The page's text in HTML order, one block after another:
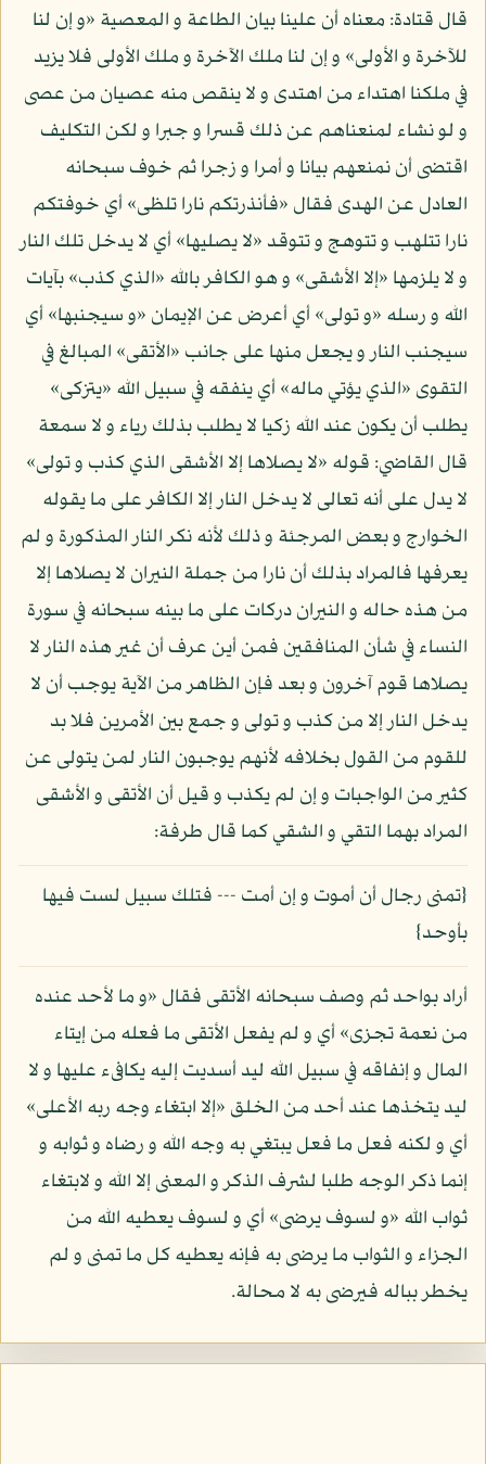
قال قتادة: معناه أن علينا بيان الطاعة و المعصية «و إن لنا
للآخرة و الأولى» و إن لنا ملك الآخرة و ملك الأولى فلا يزيد
في ملكنا اهتداء من اهتدى و لا ينقص منه عصيان من عصى
و لو نشاء لمنعناهم عن ذلك قسرا و جبرا و لكن التكليف
اقتضى أن نمنعهم بيانا و أمرا و زجرا ثم خوف سبحانه
العادل عن الهدى فقال «فأنذرتكم نارا تلظى» أي خوفتكم
نارا تتلهب و تتوهج و تتوقد «لا يصليها» أي لا يدخل تلك النار
و لا يلزمها «إلا الأشقى» و هو الكافر بالله «الذي كذب» بآيات
الله و رسله «و تولى» أي أعرض عن الإيمان «و سيجنبها» أي
سيجنب النار و يجعل منها على جانب «الأتقى» المبالغ في
التقوى «الذي يؤتي ماله» أي ينفقه في سبيل الله «يتزكى»
يطلب أن يكون عند الله زكيا لا يطلب بذلك رياء و لا سمعة
قال القاضي: قوله «لا يصلاها إلا الأشقى الذي كذب و تولى»
لا يدل على أنه تعالى لا يدخل النار إلا الكافر على ما يقوله
الخوارج و بعض المرجئة و ذلك لأنه نكر النار المذكورة و لم
يعرفها فالمراد بذلك أن نارا من جملة النيران لا يصلاها إلا
من هذه حاله و النيران دركات على ما بينه سبحانه في سورة
النساء في شأن المنافقين فمن أين عرف أن غير هذه النار لا
يصلاها قوم آخرون و بعد فإن الظاهر من الآية يوجب أن لا
يدخل النار إلا من كذب و تولى و جمع بين الأمرين فلا بد
للقوم من القول بخلافه لأنهم يوجبون النار لمن يتولى عن
كثير من الواجبات و إن لم يكذب و قيل أن الأتقى و الأشقى
المراد بهما التقي و الشقي كما قال طرفة:
{تمنى رجال أن أموت و إن أمت --- فتلك سبيل لست فيها
بأوحد}
أراد بواحد ثم وصف سبحانه الأتقى فقال «و ما لأحد عنده
من نعمة تجزى» أي و لم يفعل الأتقى ما فعله من إيتاء
المال و إنفاقه في سبيل الله ليد أسديت إليه يكافىء عليها و لا
ليد يتخذها عند أحد من الخلق «إلا ابتغاء وجه ربه الأعلى»
أي و لكنه فعل ما فعل يبتغي به وجه الله و رضاه و ثوابه و
إنما ذكر الوجه طلبا لشرف الذكر و المعنى إلا الله و لابتغاء
ثواب الله «و لسوف يرضى» أي و لسوف يعطيه الله من
الجزاء و الثواب ما يرضى به فإنه يعطيه كل ما تمنى و لم
يخطر بباله فيرضى به لا محالة.